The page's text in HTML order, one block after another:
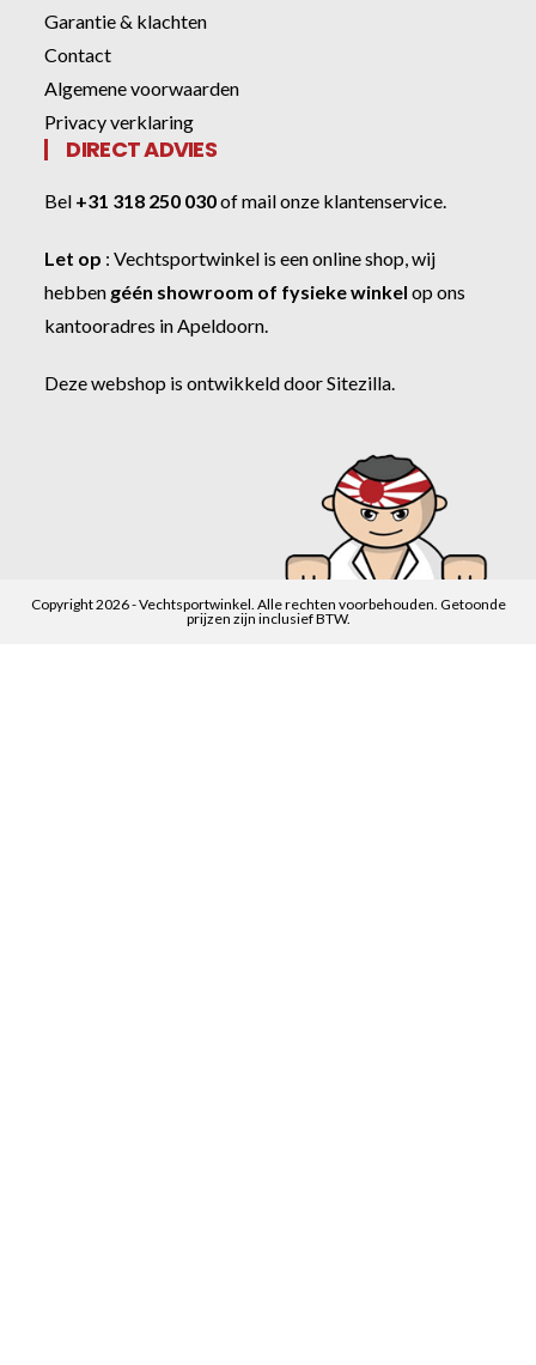
Garantie & klachten
Contact
Algemene voorwaarden
Privacy verklaring
DIRECT ADVIES
Bel +31 318 250 030ofmail onze klantenservice
Let op :Vechtsportwinkel is een online shop, wij
hebben géén showroom of fysieke winkel op ons
kantooradres in Apeldoorn.
Deze webshop is ontwikkeld doorSitezilla
Copyright 2026 - Vechtsportwinkel. Alle rechten voorbehouden. Getoonde
prijzen zijn inclusief BTW.